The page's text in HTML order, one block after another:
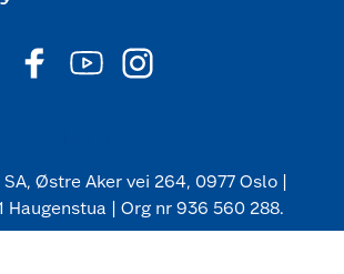
Østre Aker vei 264, 0977 Oslo |
Haugenstua | Org nr 936 560 288.